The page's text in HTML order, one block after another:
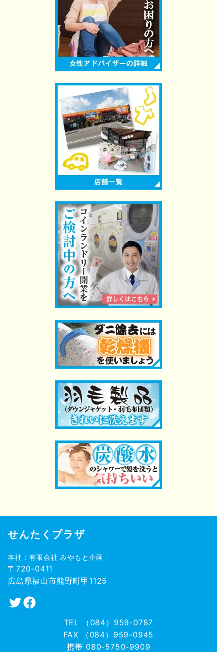
せんたくプラザ
本社：有限会社 みやもと企画
〒720-0411
広島県福山市熊野町甲1125
Twitter
Facebook
TEL （084）959-0787
FAX （084）959-0945
携帯 080-5750-9909